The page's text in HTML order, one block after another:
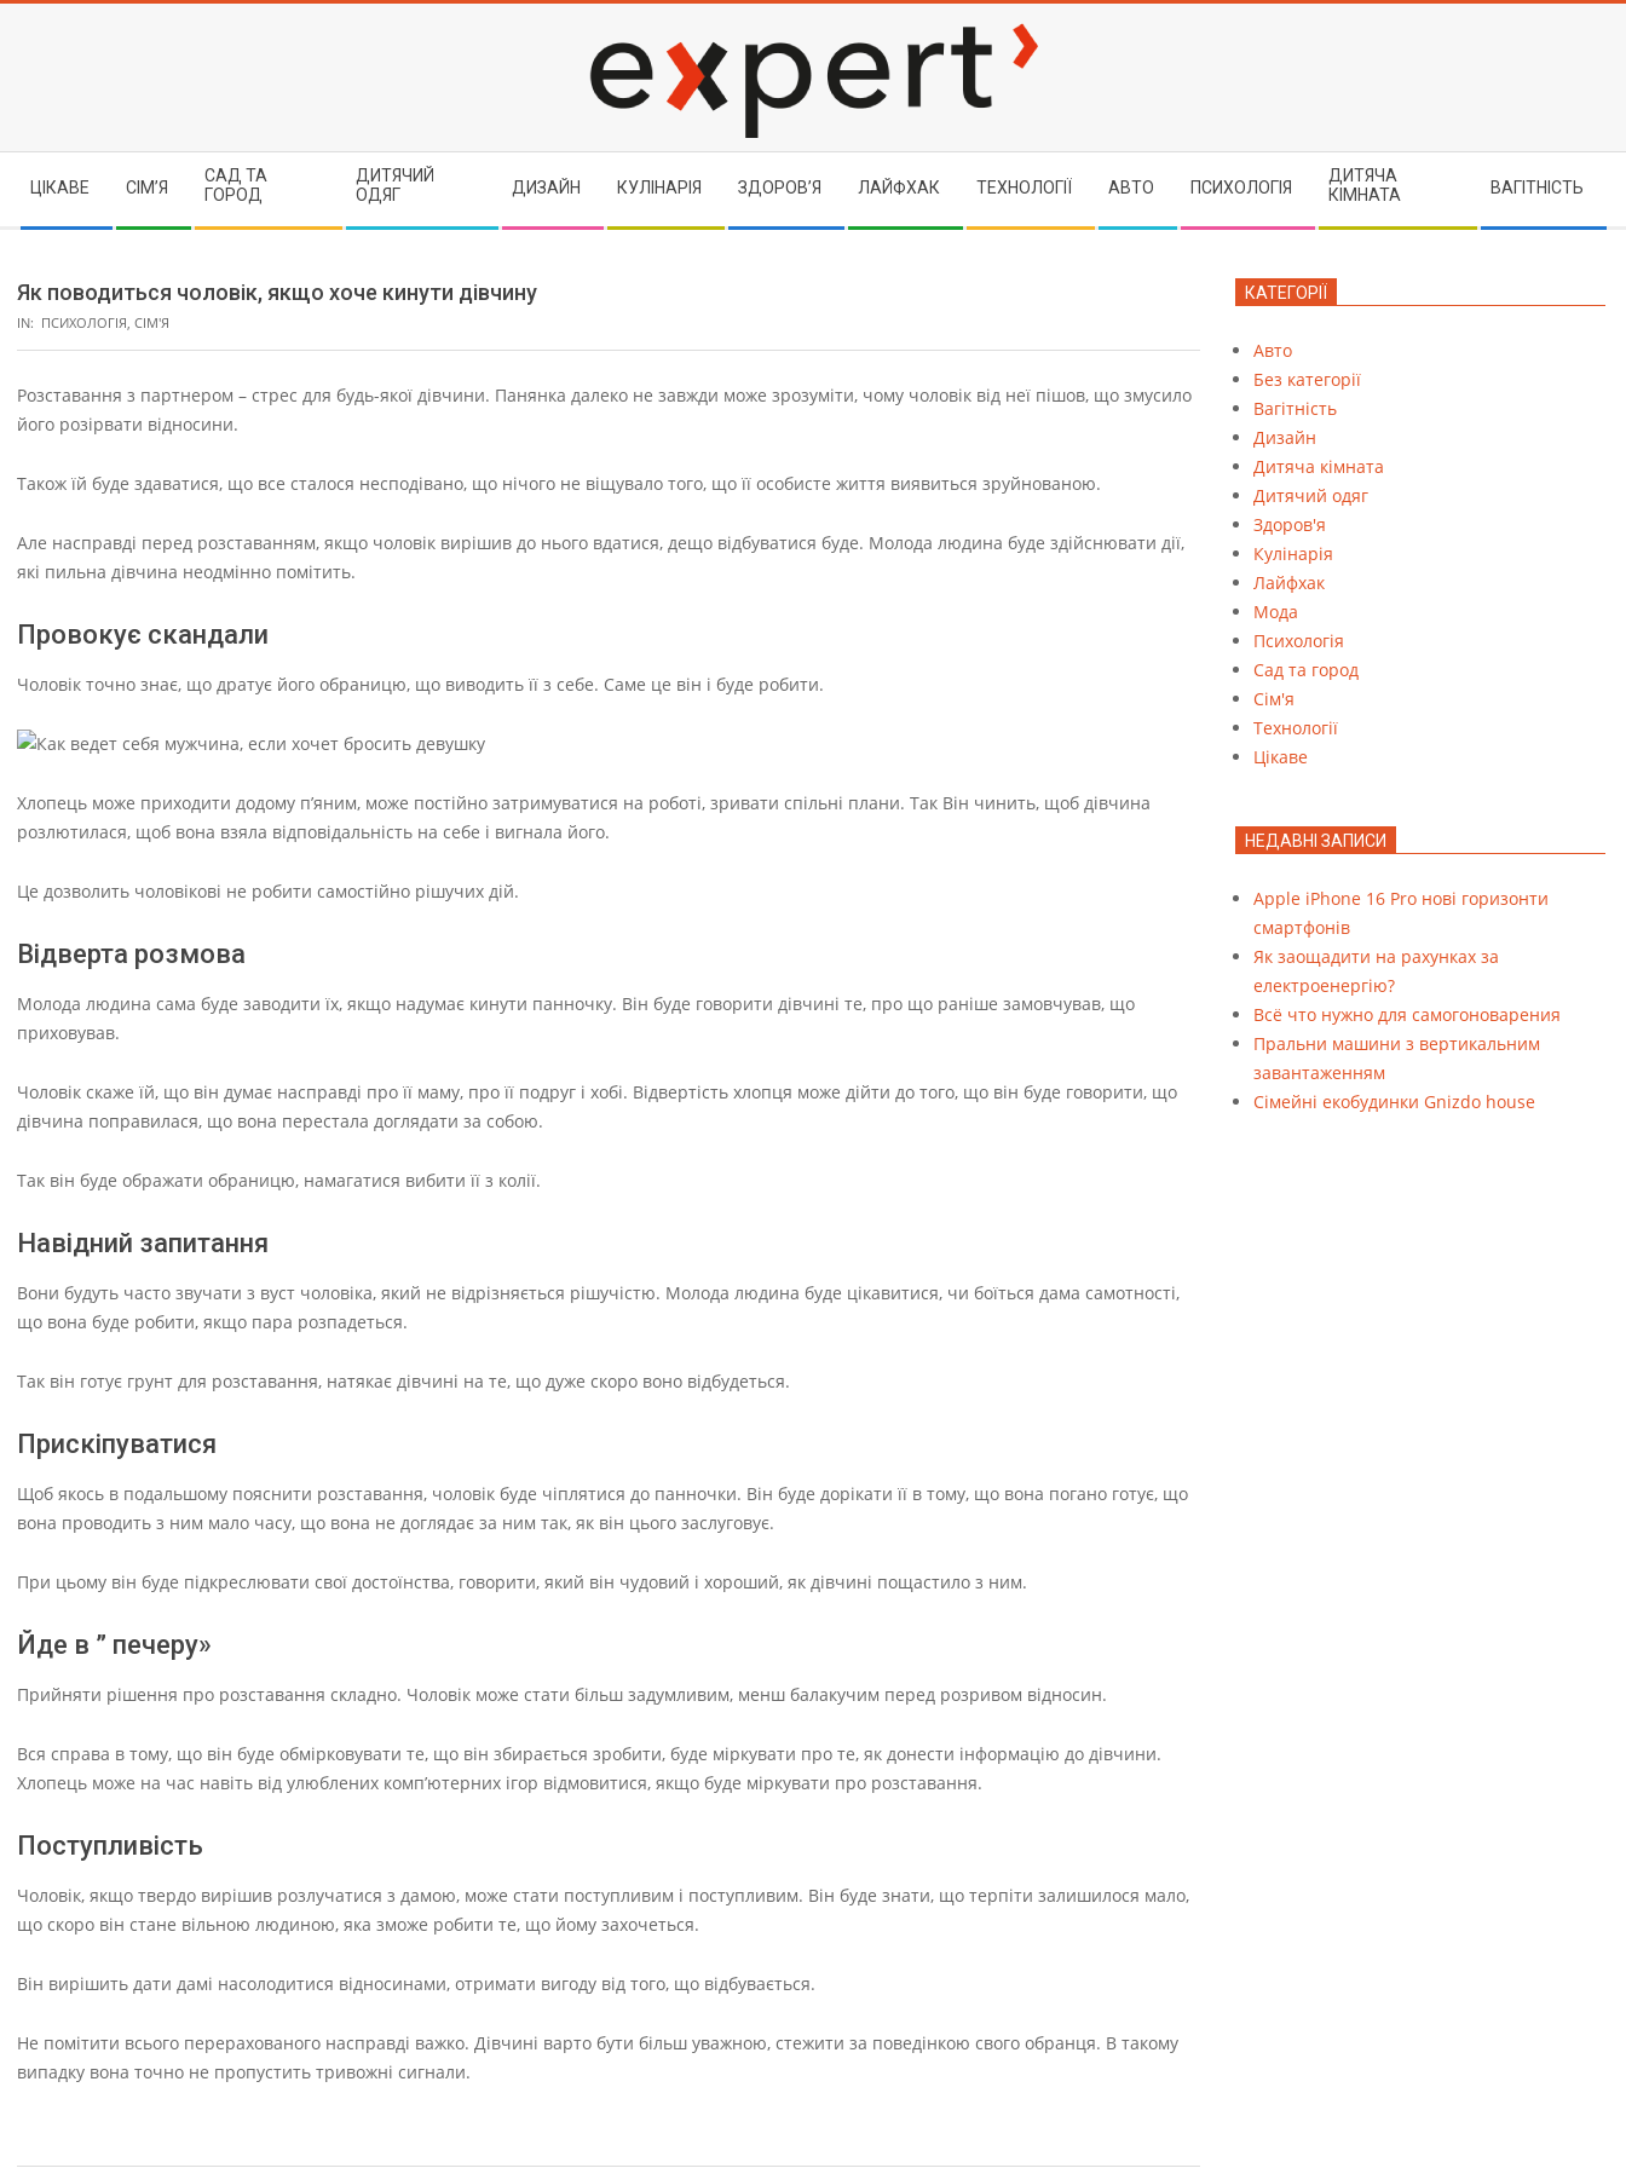
EXPERT
Navigation
Menu
ЦІКАВЕ СІМ’Я
САД ТА
ГОРОД
ДИТЯЧИЙ
ОДЯГ
ДИЗАЙН КУЛІНАРІЯ ЗДОРОВ’Я ЛАЙФХАК ТЕХНОЛОГІЇ АВТО ПСИХОЛОГІЯ
ДИТЯЧА
КІМНАТА
ВАГІТНІСТЬ
Як поводиться чоловік, якщо хоче кинути дівчину
IN: ПСИХОЛОГІЯ, СІМ'Я
Розставання з партнером – стрес для будь-якої дівчини. Панянка далеко не завжди може зрозуміти, чому чоловік від неї пішов, що змусило
його розірвати відносини.
Також їй буде здаватися, що все сталося несподівано, що нічого не віщувало того, що її особисте життя виявиться зруйнованою.
Але насправді перед розставанням, якщо чоловік вирішив до нього вдатися, дещо відбуватися буде. Молода людина буде здійснювати дії,
які пильна дівчина неодмінно помітить.
Провокує скандали
Чоловік точно знає, що дратує його обраницю, що виводить її з себе. Саме це він і буде робити.
Хлопець може приходити додому п’яним, може постійно затримуватися на роботі, зривати спільні плани. Так Він чинить, щоб дівчина
розлютилася, щоб вона взяла відповідальність на себе і вигнала його.
Це дозволить чоловікові не робити самостійно рішучих дій.
Відверта розмова
Молода людина сама буде заводити їх, якщо надумає кинути панночку. Він буде говорити дівчині те, про що раніше замовчував, що
приховував.
Чоловік скаже їй, що він думає насправді про її маму, про її подруг і хобі. Відвертість хлопця може дійти до того, що він буде говорити, що
дівчина поправилася, що вона перестала доглядати за собою.
Так він буде ображати обраницю, намагатися вибити її з колії.
Навідний запитання
Вони будуть часто звучати з вуст чоловіка, який не відрізняється рішучістю. Молода людина буде цікавитися, чи боїться дама самотності,
що вона буде робити, якщо пара розпадеться.
Так він готує грунт для розставання, натякає дівчині на те, що дуже скоро воно відбудеться.
Прискіпуватися
Щоб якось в подальшому пояснити розставання, чоловік буде чіплятися до панночки. Він буде дорікати її в тому, що вона погано готує, що
вона проводить з ним мало часу, що вона не доглядає за ним так, як він цього заслуговує.
При цьому він буде підкреслювати свої достоїнства, говорити, який він чудовий і хороший, як дівчині пощастило з ним.
Йде в ” печеру»
Прийняти рішення про розставання складно. Чоловік може стати більш задумливим, менш балакучим перед розривом відносин.
Вся справа в тому, що він буде обмірковувати те, що він збирається зробити, буде міркувати про те, як донести інформацію до дівчини.
Хлопець може на час навіть від улюблених комп’ютерних ігор відмовитися, якщо буде міркувати про розставання.
Поступливість
Чоловік, якщо твердо вирішив розлучатися з дамою, може стати поступливим і поступливим. Він буде знати, що терпіти залишилося мало,
що скоро він стане вільною людиною, яка зможе робити те, що йому захочеться.
Він вирішить дати дамі насолодитися відносинами, отримати вигоду від того, що відбувається.
Не помітити всього перерахованого насправді важко. Дівчині варто бути більш уважною, стежити за поведінкою свого обранця. В такому
випадку вона точно не пропустить тривожні сигнали.
КАТЕГОРІЇ
Авто
Без категорії
Вагітність
Дизайн
Дитяча кімната
Дитячий одяг
Здоров'я
Кулінарія
Лайфхак
Мода
Психологія
Сад та город
Сім'я
Технології
Цікаве
НЕДАВНІ ЗАПИСИ
Apple iPhone 16 Pro нові горизонти
смартфонів
Як заощадити на рахунках за
електроенергію?
Всё что нужно для самогоноварения
Пральни машини з вертикальним
завантаженням
Cімейні екобудинки Gnizdo house